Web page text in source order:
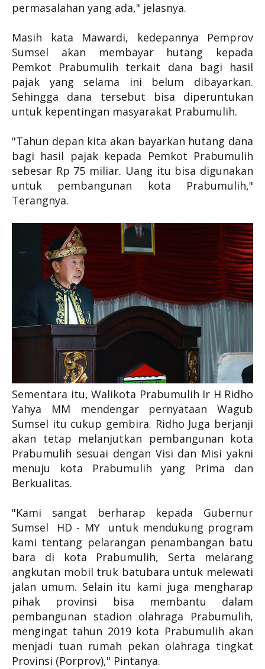
permasalahan yang ada," jelasnya.
Masih kata Mawardi, kedepannya Pemprov
Sumsel akan membayar hutang kepada
Pemkot Prabumulih terkait dana bagi hasil
pajak yang selama ini belum dibayarkan.
Sehingga dana tersebut bisa diperuntukan
untuk kepentingan masyarakat Prabumulih.
"Tahun depan kita akan bayarkan hutang dana
bagi hasil pajak kepada Pemkot Prabumulih
sebesar Rp 75 miliar. Uang itu bisa digunakan
untuk pembangunan kota Prabumulih,"
Terangnya.
Sementara itu, Walikota Prabumulih Ir H Ridho
Yahya MM mendengar pernyataan Wagub
Sumsel itu cukup gembira. Ridho Juga berjanji
akan tetap melanjutkan pembangunan kota
Prabumulih sesuai dengan Visi dan Misi yakni
menuju kota Prabumulih yang Prima dan
Berkualitas.
"Kami sangat berharap kepada Gubernur
Sumsel HD - MY untuk mendukung program
kami tentang pelarangan penambangan batu
bara di kota Prabumulih, Serta melarang
angkutan mobil truk batubara untuk melewati
jalan umum. Selain itu kami juga mengharap
pihak provinsi bisa membantu dalam
pembangunan stadion olahraga Prabumulih,
mengingat tahun 2019 kota Prabumulih akan
menjadi tuan rumah pekan olahraga tingkat
Provinsi (Porprov)," Pintanya.